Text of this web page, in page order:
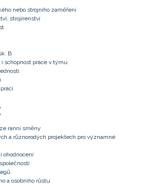
nebo strojního zaměření
strojírenství
B
i schopnost práce v týmu
ranní směny
ohodnocení
a osobního růstu